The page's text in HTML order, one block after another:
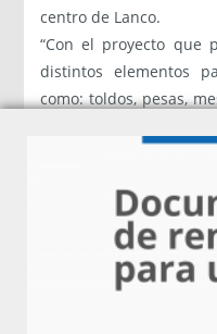
centro de Lanco.
“Con el proyecto que
distintos elementos
como: toldos, pesas,
organización, y
comercialización”,
Comité, que reúne a
comercializadores